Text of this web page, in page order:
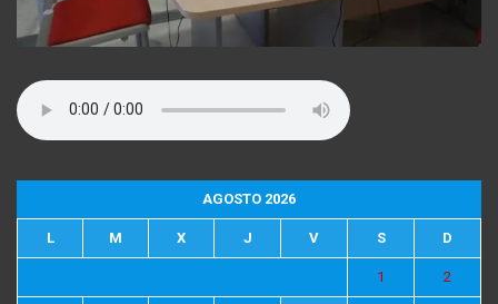
AGOSTO 2026
L M X J V S D
1 2